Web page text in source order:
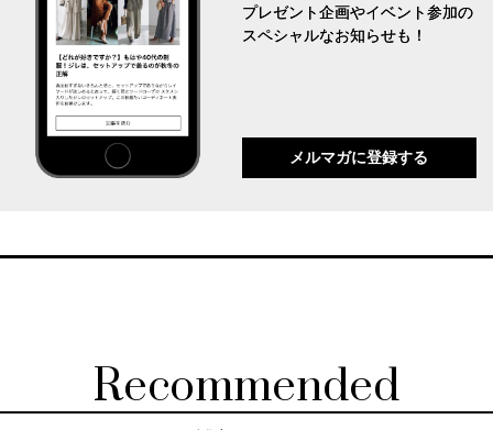
プレゼント企画やイベント参加の
スペシャルなお知らせも！
メルマガに登録する
Recommended